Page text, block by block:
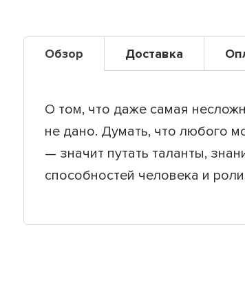
Обзор Доставка
О том, что даже самая
не дано. Думать, что любого
— значит путать таланты,
способностей человека и